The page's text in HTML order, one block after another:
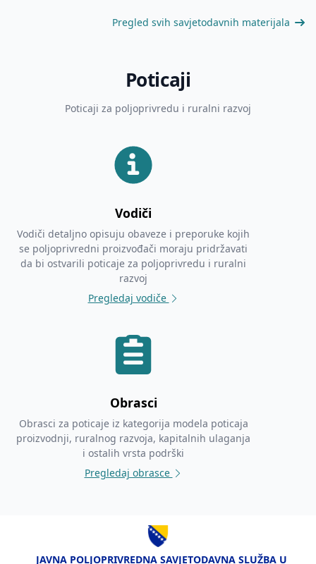
Pregled svih savjetodavnih materijala
Poticaji
Poticaji za poljoprivredu i ruralni razvoj
Vodiči
Vodiči detaljno opisuju obaveze i preporuke kojih
se poljoprivredni proizvođači moraju pridržavati
da bi ostvarili poticaje za poljoprivredu i ruralni
razvoj
Pregledaj vodiče
Obrasci
Obrasci za poticaje iz kategorija modela poticaja
proizvodnji, ruralnog razvoja, kapitalnih ulaganja
i ostalih vrsta podrški
Pregledaj obrasce
JAVNA POLJOPRIVREDNA SAVJETODAVNA SLUŽBA U